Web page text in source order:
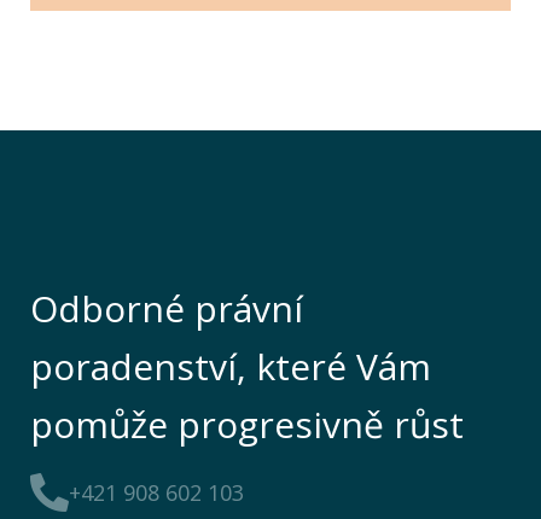
Odborné právní
poradenství, které Vám
pomůže progresivně růst
+421 908 602 103